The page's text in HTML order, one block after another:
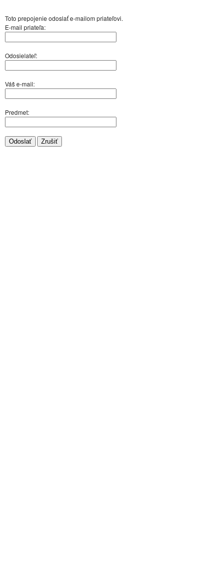
Toto prepojenie odoslať e-mailom priateľovi.
E-mail priateľa:
Odosielateľ:
Váš e-mail:
Predmet:
Odoslať Zrušiť